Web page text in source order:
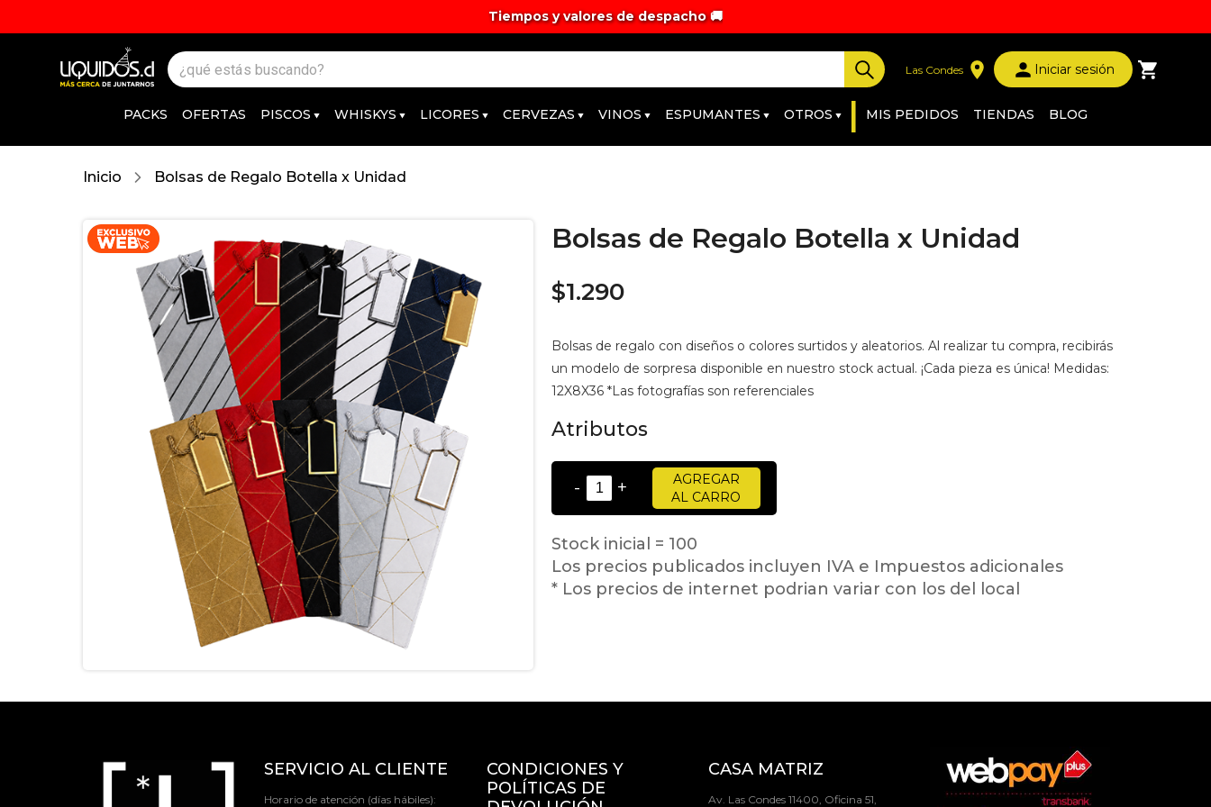
Tiempos y valores de despacho 🚚
Las Condes Iniciar sesión
PACKS OFERTAS PISCOS WHISKYS LICORES CERVEZAS VINOS ESPUMANTES OTROS | MIS PEDIDOS TIENDAS BLOG
Inicio Bolsas de Regalo Botella x Unidad
Bolsas de Regalo Botella x Unidad
$1.290
Bolsas de regalo con diseños o colores surtidos y aleatorios. Al realizar tu compra, recibirás
un modelo de sorpresa disponible en nuestro stock actual. ¡Cada pieza es única! Medidas:
12X8X36 *Las fotografías son referenciales
Atributos
- +
AGREGAR
AL CARRO
Stock inicial = 100
Los precios publicados incluyen IVA e Impuestos adicionales
* Los precios de internet podrian variar con los del local
SERVICIO AL CLIENTE
Horario de atención (días hábiles):
CONDICIONES Y
POLÍTICAS DE
CASA MATRIZ
Av. Las Condes 11400, Oficina 51,